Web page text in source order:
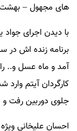
های مجهول – بهشت
با دیدن اجرای جواد
جلوی دوربین رفت و